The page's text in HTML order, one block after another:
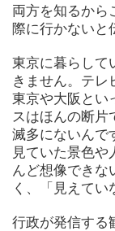
両方を知るから
際に行かないと
東京に暮らして
きません。テレ
東京や大阪とい
スはほんの断片
滅多にないんで
見ていた景色や
んど想像できな
く、「見えてい
行政が発信する